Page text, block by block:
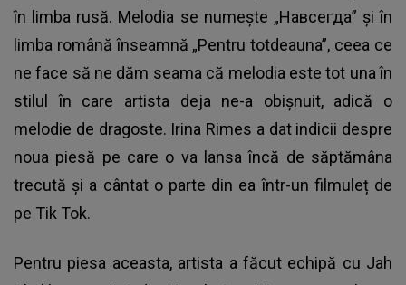
în limba rusă. Melodia se numeşte „Навсегда” și în
limba română înseamnă „Pentru totdeauna”, ceea ce
ne face să ne dăm seama că melodia este tot una în
stilul în care artista deja ne-a obișnuit, adică o
melodie de dragoste. Irina Rimes a dat indicii despre
noua piesă pe care o va lansa încă de săptămâna
trecută și a cântat o parte din ea într-un filmuleț de
pe Tik Tok.
Pentru piesa aceasta, artista a făcut echipă cu Jah